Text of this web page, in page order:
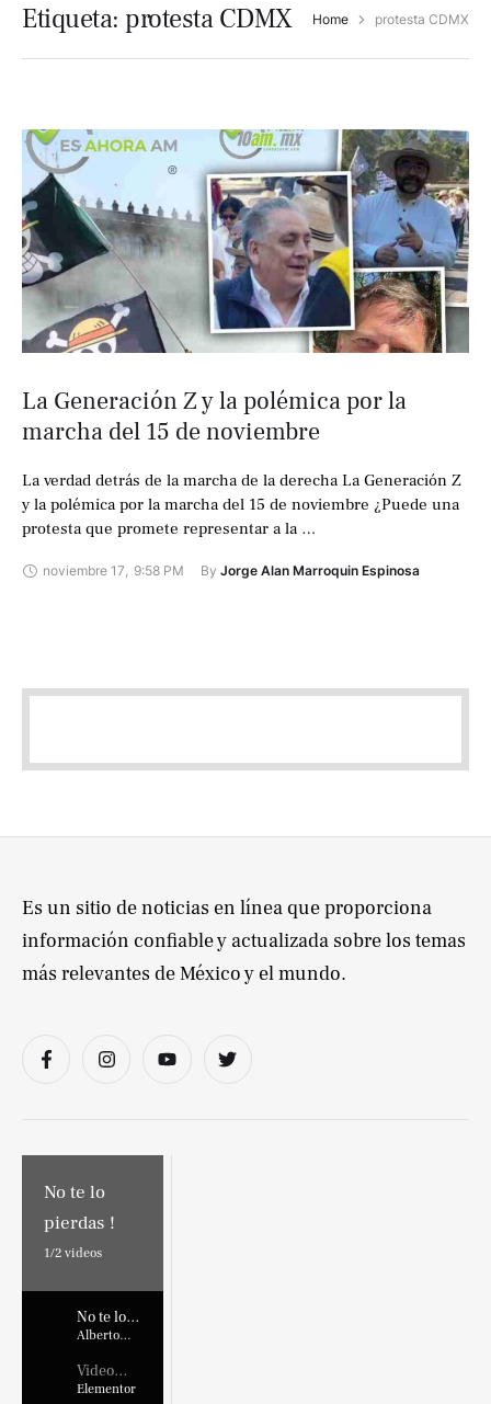
Etiqueta: protesta CDMX Home protesta CDMX
La Generación Z y la polémica por la
marcha del 15 de noviembre
La verdad detrás de la marcha de la derecha La Generación Z
y la polémica por la marcha del 15 de noviembre ¿Puede una
protesta que promete representar a la …
noviembre 17, 9:58 PM By Jorge Alan Marroquin Espinosa
No te lo
pierdas !
1/2 videos
No te lo
pierdas !
Alberto
Video
Placehold
Elementor
Es un sitio de noticias en línea que proporciona
información confiable y actualizada sobre los temas
más relevantes de México y el mundo.